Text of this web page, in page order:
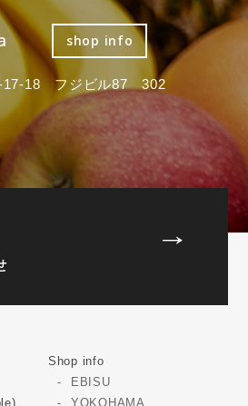
shop info
17-18 フジビル87 302
Shop info
EBISU
YOKOHAMA